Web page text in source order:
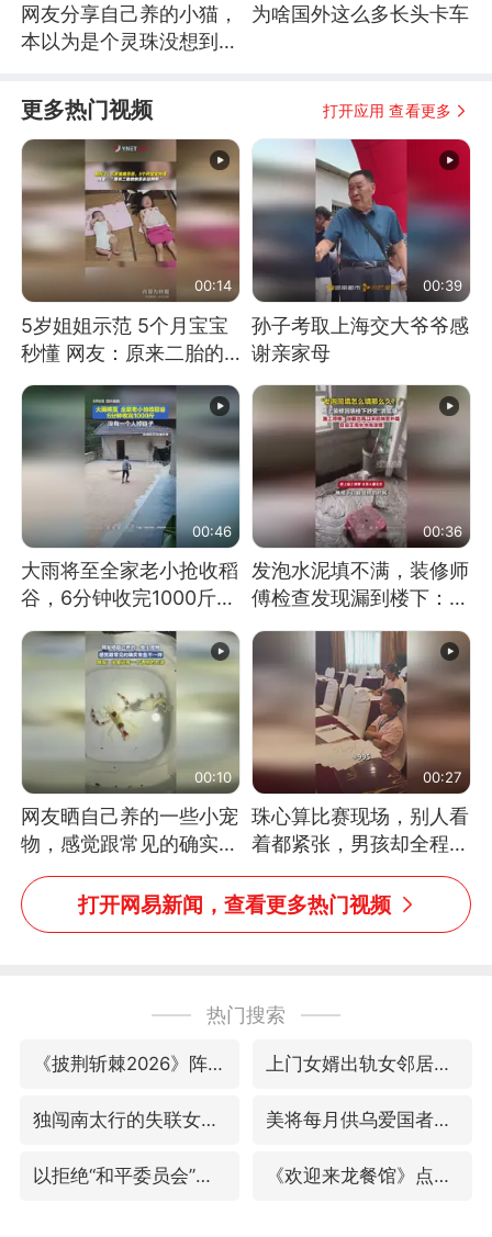
网友分享自己养的小猫，
本以为是个灵珠没想到是
为啥国外这么多长头卡车
更多热门视频 打开应用 查看更多
00:14
5岁姐姐示范 5个月宝宝
秒懂 网友：原来二胎的
快乐长这样
00:39
孙子考取上海交大爷爷感
谢亲家母
00:46
大雨将至全家老小抢收稻
谷，6分钟收完1000斤，
没有一个人掉链子
00:36
发泡水泥填不满，装修师
傅检查发现漏到楼下：出
风口未延伸到外墙
00:10
网友晒自己养的一些小宠
物，感觉跟常见的确实有
些不一样
00:27
珠心算比赛现场，别人看
着都紧张，男孩却全程气
定神闲、从容作答，最终
拿下冠军。网友：这淡定
的样子，一看就是有实
打开网易新闻，查看更多热门视频
热门搜索
《披荆斩棘2026》阵容官宣 上门女婿出轨女邻居多年被判重婚罪
独闯南太行的失联女生最后轨迹已确认 美将每月供乌爱国者拦截导弹
以拒绝“和平委员会”的加沙和平计划 《欢迎来龙餐馆》点映及预售总票房破亿